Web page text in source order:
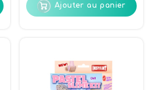
Ajouter au panier